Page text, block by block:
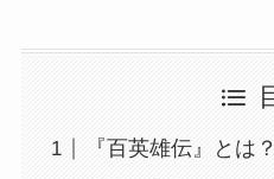
『百英雄伝』とは？